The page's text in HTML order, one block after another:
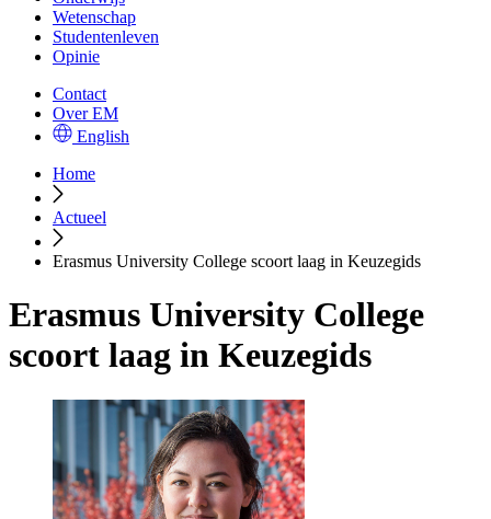
Wetenschap
Studentenleven
Opinie
Contact
Over EM
English
Home
Actueel
Erasmus University College scoort laag in Keuzegids
Erasmus University College
scoort laag in Keuzegids